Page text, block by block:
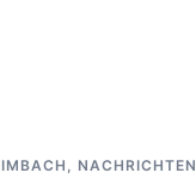
, NACHRICHTEN